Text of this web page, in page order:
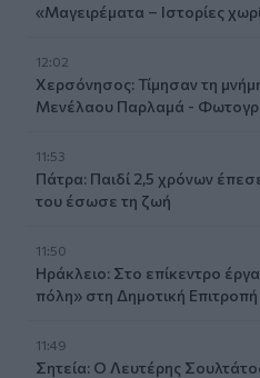
«Μαγειρέματα – Ιστορίες
12:02
Χερσόνησος: Τίμησαν τη
Μενέλαου Παρλαμά -
11:53
Πάτρα: Παιδί 2,5 χρόνων
του έσωσε τη ζωή
11:50
Ηράκλειο: Στο επίκεντρο
πόλη» στη Δημοτική Επιτροπή
11:49
Σητεία: Ο Λευτέρης